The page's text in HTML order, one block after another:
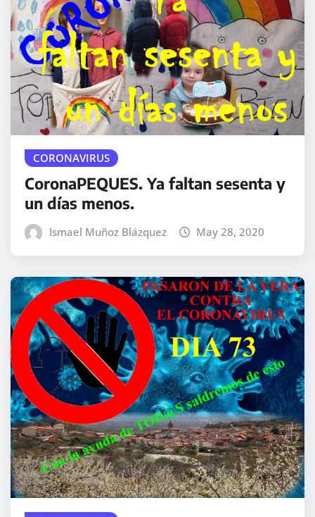
CORONAVIRUS
CoronaPEQUES. Ya faltan sesenta y
un días menos.
Ismael Muñoz Blázquez May 28, 2020